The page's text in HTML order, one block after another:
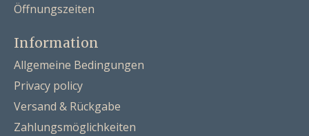
Öffnungszeiten
Information
Allgemeine Bedingungen
Privacy policy
Versand & Rückgabe
Zahlungsmöglichkeiten